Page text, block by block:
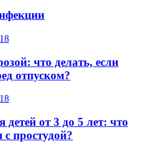
что делать, если
отпуском?
от 3 до 5 лет: что
простудой?